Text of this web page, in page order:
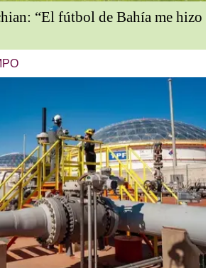
“El fútbol de Bahía me hizo